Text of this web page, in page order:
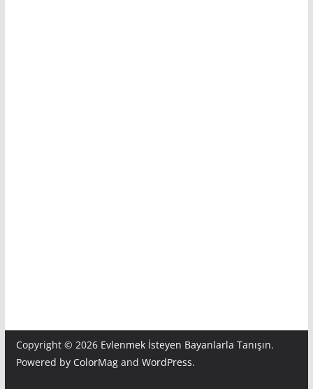
Copyright © 2026 Evlenmek İsteyen Bayanlarla Tanışın.
Powered by ColorMagand WordPress.